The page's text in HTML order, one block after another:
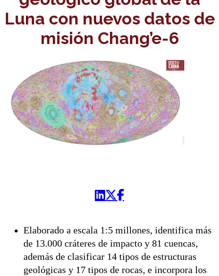
Luna con nuevos datos de
misión Chang’e-6
Elaborado a escala 1:5 millones, identifica más
de 13.000 cráteres de impacto y 81 cuencas,
además de clasificar 14 tipos de estructuras
geológicas y 17 tipos de rocas, e incorpora los